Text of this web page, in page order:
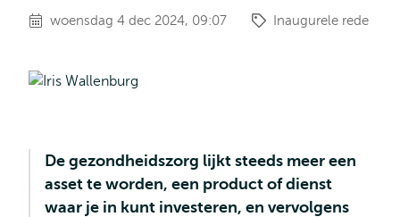
woensdag 4 dec 2024, 09:07 Inaugurele rede
De gezondheidszorg lijkt steeds meer een
asset te worden, een product of dienst
waar je in kunt investeren, en vervolgens